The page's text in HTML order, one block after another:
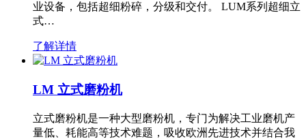
业设备，包括超细粉碎，分级和交付。 LUM系列超细立
式…
了解详情
LM 立式磨粉机
立式磨粉机是一种大型磨粉机，专门为解决工业磨机产
量低、耗能高等技术难题，吸收欧洲先进技术并结合我